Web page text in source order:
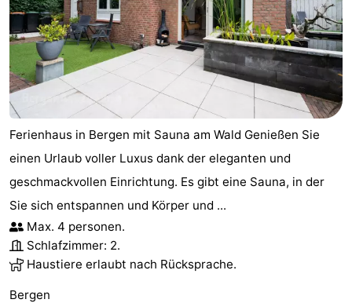
Ferienhaus in Bergen mit Sauna am Wald Genießen Sie
einen Urlaub voller Luxus dank der eleganten und
geschmackvollen Einrichtung. Es gibt eine Sauna, in der
Sie sich entspannen und Körper und ...
Max. 4 personen.
Schlafzimmer: 2.
Haustiere erlaubt nach Rücksprache.
Bergen